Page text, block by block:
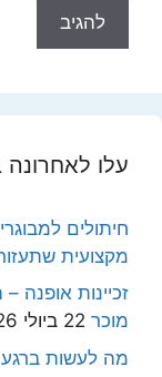
עלו
חיתולים
מקצועית
זכיינות אופנה
מוכר 22 ביולי 2026
מה לעשות ברגע